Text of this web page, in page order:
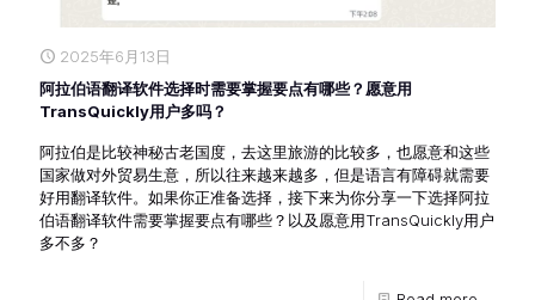
2025年6月13日
阿拉伯语翻译软件选择时需要掌握要点有哪些？愿意用
TransQuickly用户多吗？
阿拉伯是比较神秘古老国度，去这里旅游的比较多，也愿意和这些
国家做对外贸易生意，所以往来越来越多，但是语言有障碍就需要
好用翻译软件。如果你正准备选择，接下来为你分享一下选择阿拉
伯语翻译软件需要掌握要点有哪些？以及愿意用TransQuickly用户
多不多？